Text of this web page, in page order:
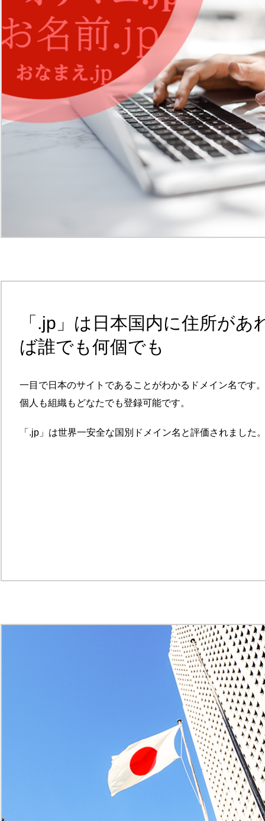
「.jp」は日本国内に住所があ
ば誰でも何個でも
一目で日本のサイトであることがわかるドメイン名です。
個人も組織もどなたでも登録可能です。
「.jp」は世界一安全な国別ドメイン名と評価されました